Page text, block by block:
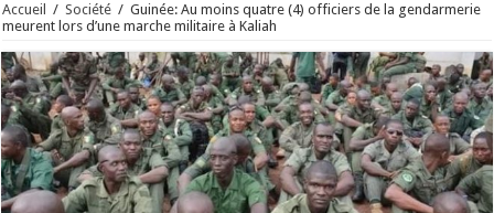
Accueil / Société / Guinée: Au moins quatre (4) officiers de la gendarmerie
meurent lors d’une marche militaire à Kaliah